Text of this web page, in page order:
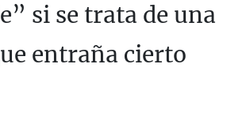
si se trata de una
entraña cierto